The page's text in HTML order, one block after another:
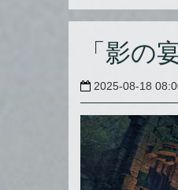
「影の
2025-08-18